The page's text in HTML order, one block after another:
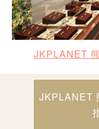
JKPLANET
JKPLANET